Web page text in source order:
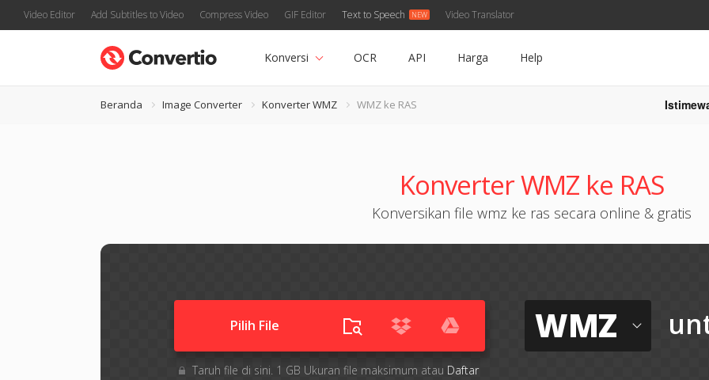
Video Editor Add Subtitles to Video Compress Video GIF Editor Text to Speech Video Translator
Konversi OCR API Harga Help
Beranda Image Converter Konverter WMZ WMZ ke RAS
Konverter WMZ ke RAS
Konversikan file wmz ke ras secara online & gratis
Pilih File
Taruh file di sini. 1 GB Ukuran file maksimum atau Daftar
WMZ